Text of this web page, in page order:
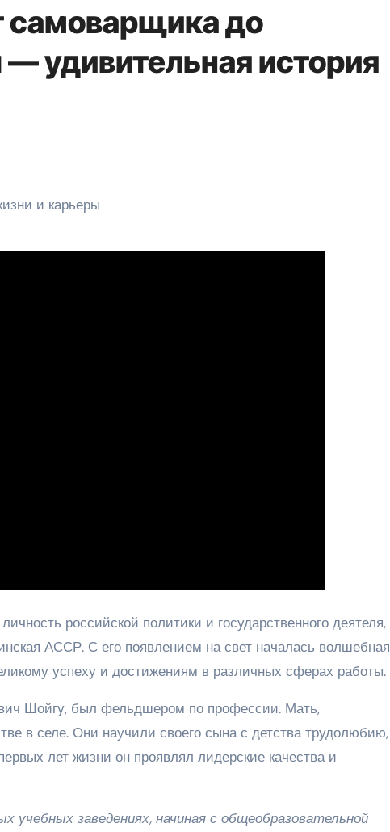
самоварщика до
удивительная история
российской политики и государственного деятеля,
АССР. С его появлением на свет началась волшебная
успеху и достижениям в различных сферах работы.
Шойгу, был фельдшером по профессии. Мать,
в селе. Они научили своего сына с детства трудолюбию,
лет жизни он проявлял лидерские качества и
учебных заведениях, начиная с общеобразовательной